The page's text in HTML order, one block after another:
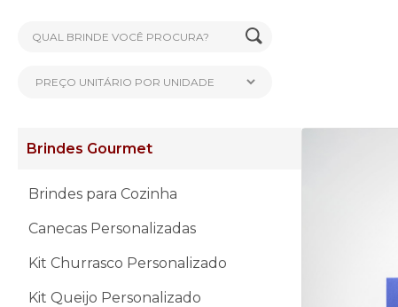
Brindes Gourmet
Brindes para Cozinha
Canecas Personalizadas
Kit Churrasco Personalizado
Kit Queijo Personalizado